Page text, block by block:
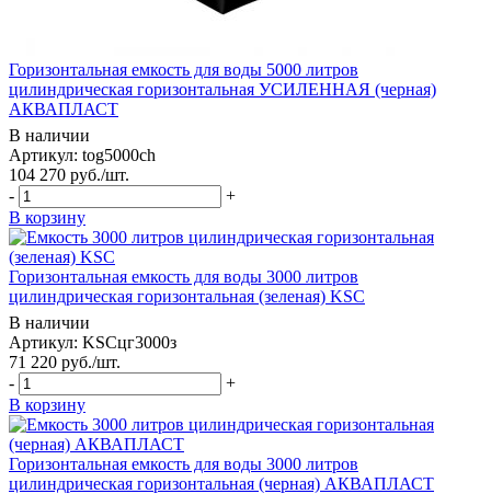
Горизонтальная емкость для воды 5000 литров
цилиндрическая горизонтальная УСИЛЕННАЯ (черная)
АКВАПЛАСТ
В наличии
Артикул: tog5000ch
104 270 руб./шт.
-
+
В корзину
Горизонтальная емкость для воды 3000 литров
цилиндрическая горизонтальная (зеленая) KSC
В наличии
Артикул: KSCцг3000з
71 220 руб./шт.
-
+
В корзину
Горизонтальная емкость для воды 3000 литров
цилиндрическая горизонтальная (черная) АКВАПЛАСТ